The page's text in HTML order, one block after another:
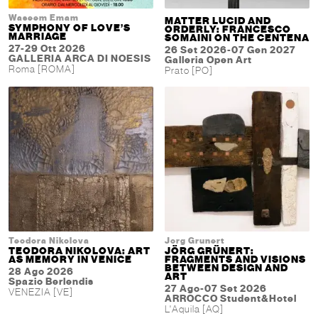
Waseem Emam
SYMPHONY OF LOVE’S
MARRIAGE
27-29 Ott 2026
GALLERIA ARCA DI NOESIS
Roma [ROMA]
MATTER LUCID AND
ORDERLY: FRANCESCO
SOMAINI ON THE CENTENA
26 Set 2026-07 Gen 2027
Galleria Open Art
Prato [PO]
Teodora Nikolova
TEODORA NIKOLOVA: ART
AS MEMORY IN VENICE
28 Ago 2026
Spazio Berlendis
VENEZIA [VE]
Jorg Grunert
JÖRG GRÜNERT:
FRAGMENTS AND VISIONS
BETWEEN DESIGN AND
ART
27 Ago-07 Set 2026
ARROCCO Student&Hotel
L'Aquila [AQ]